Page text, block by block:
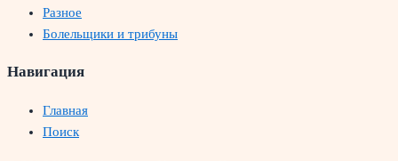
Разное
Болельщики и трибуны
Навигация
Главная
Поиск